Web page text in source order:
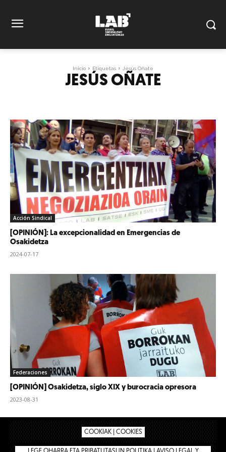
Inicio Etiquetas Jesús Oñate
JESÚS OÑATE
Acción Sindical
[OPINIÓN]: La excepcionalidad en Emergencias de
Osakidetza
2024-07-17
Federaciones
[OPINIÓN] Osakidetza, siglo XIX y burocracia opresora
2023-08-31
COOKIAK | COOKIES